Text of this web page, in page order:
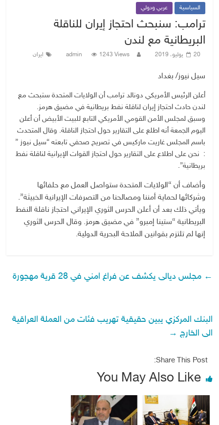
السياسية عربي ودولي
ترامب: سنبحث احتجاز إيران للناقلة
البريطانية مع لندن
20 يوليو، 2019 admin 1243 Views ايران
سيل نيوز/ بغداد
أعلن الرئيس الأمريكي دونالد ترامب أن الولايات المتحدة ستبحث مع
لندن حادث احتجاز إيران لناقلة نفط بريطانية في مضيق هرمز.
وسبق لمجلس الأمن القومي الأمريكي التابع للبيت الأبيض أن أعلن
اليوم الجمعة أنه اطلع على التقارير حول احتجاز الناقلة. وقال المتحدث
باسم المجلس غاريت ماركيس في تصريح صحفي تابعته “سيل نيوز ”
: نحن على اطلاع على التقارير حول احتجاز القوات الإيرانية لناقلة نفط
بريطانية”.
وأضاف أن “الولايات المتحدة ستواصل العمل مع حلفائها
وشركائها لحماية أمننا ومصالحنا من التصرفات الإيرانية الخبيثة”.
ويأتي ذلك بعد أن أعلن الحرس الثوري الإيراني احتجاز ناقلة النفط
البريطانية “ستينا إمبرو” في مضيق هرمز. وقال الحرس الثوري
إنها لم تلتزم بقوانين الملاحة البحرية الدولية.
← مجلس ديالى يكشف عن فراغ امني في 28 قرية مهجورة
البنك المركزي يبين حقيقية تهريب فئات من العملة العراقية
الى الخارج →
Share This Post:
You May Also Like